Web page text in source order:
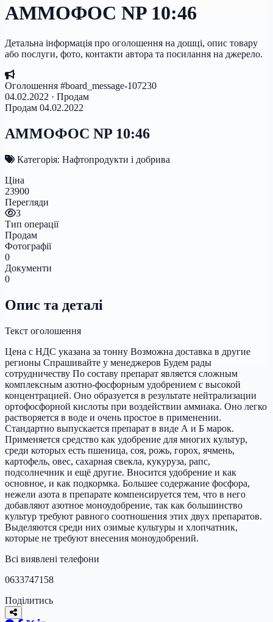
АММОФОС NP 10:46
Детальна інформація про оголошення на дошці, опис товару
або послуги, фото, контакти автора та посилання на джерело.
Оголошення #board_message-107230
04.02.2022 · Продам
Продам 04.02.2022
АММОФОС NP 10:46
Категорія: Нафтопродукти і добрива
Ціна
23900
Перегляди
3
Тип операції
Продам
Фотографії
0
Документи
0
Опис та деталі
Текст оголошення
Цена с НДС указана за тонну Возможна доставка в другие
регионы Спрашивайте у менеджеров Будем рады
сотрудничеству По составу препарат является сложным
комплексным азотно-фосфорным удобрением с высокой
концентрацией. Оно образуется в результате нейтрализации
ортофосфорной кислоты при воздействии аммиака. Оно легко
растворяется в воде и очень простое в применении.
Стандартно выпускается препарат в виде А и Б марок.
Применяется средство как удобрение для многих культур,
среди которых есть пшеница, соя, рожь, горох, ячмень,
картофель, овес, сахарная свекла, кукуруза, рапс,
подсолнечник и ещё другие. Вносится удобрение и как
основное, и как подкормка. Большее содержание фосфора,
нежели азота в препарате компенсируется тем, что в него
добавляют азотное моноудобрение, так как большинство
культур требуют равного соотношения этих двух препаратов.
Выделяются среди них озимые культуры и хлопчатник,
которые не требуют внесения моноудобрений.
Всі виявлені телефони
0633747158
Поділитись